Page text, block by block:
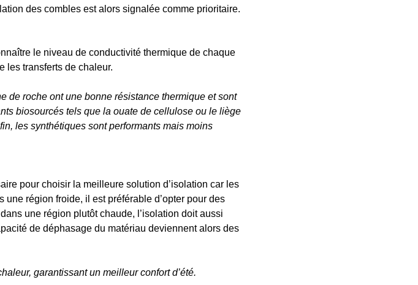
des combles est alors signalée comme prioritaire.
le niveau de conductivité thermique de chaque
les transferts de chaleur.
de roche ont une bonne résistance thermique et sont
biosourcés tels que la ouate de cellulose ou le liège
les synthétiques sont performants mais moins
pour choisir la meilleure solution d’isolation car les
région froide, il est préférable d’opter pour des
une région plutôt chaude, l’isolation doit aussi
de déphasage du matériau deviennent alors des
garantissant un meilleur confort d’été.